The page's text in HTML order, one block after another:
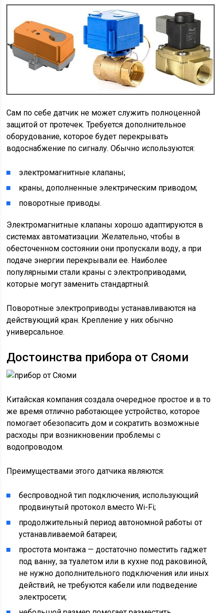
Сам по себе датчик не может служить полноценной
защитой от протечек. Требуется дополнительное
оборудование, которое будет перекрывать
водоснабжение по сигналу. Обычно используются:
электромагнитные клапаны;
краны, дополненные электрическим приводом;
поворотные приводы.
Электромагнитные клапаны хорошо адаптируются в
системах автоматизации. Желательно, чтобы в
обесточенном состоянии они пропускали воду, а при
подаче энергии перекрывали ее. Наиболее
популярными стали краны с электроприводами,
которые могут заменить стандартный.
Поворотные электроприводы устанавливаются на
действующий кран. Крепление у них обычно
универсальное.
Достоинства прибора от Сяоми
Китайская компания создала очередное простое и в то
же время отлично работающее устройство, которое
помогает обезопасить дом и сократить возможные
расходы при возникновении проблемы с
водопроводом.
Преимуществами этого датчика являются:
беспроводной тип подключения, использующий
продвинутый протокол вместо Wi-Fi;
продолжительный период автономной работы от
устанавливаемой батареи;
простота монтажа — достаточно поместить гаджет
под ванну, за туалетом или в кухне под раковиной,
не нужно дополнительного подключения или иных
действий, не требуются кабели или подведение
электросети;